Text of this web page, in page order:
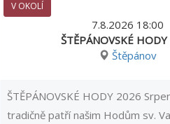
V OKOLÍ
7.8.2026 18:00
ŠTĚPÁNOVSKÉ
Štěpánov
ŠTĚPÁNOVSKÉ HODY 2026
tradičně patří našim Hodům sv.